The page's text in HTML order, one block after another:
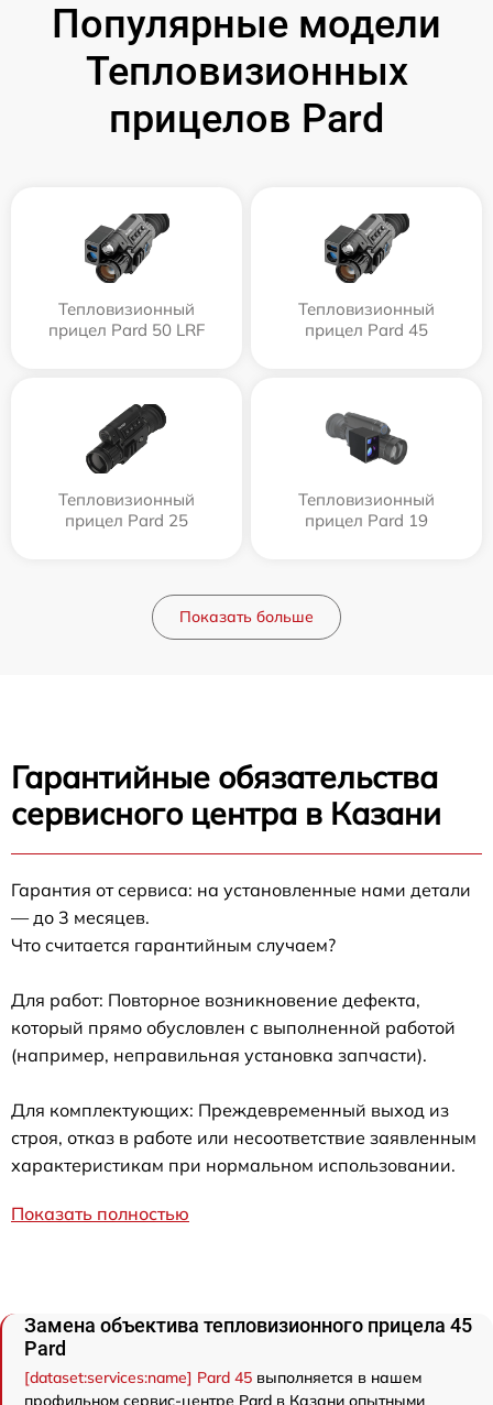
Популярные модели
Тепловизионных
прицелов Pard
Тепловизионный
прицел Pard 50 LRF
Тепловизионный
прицел Pard 45
Тепловизионный
прицел Pard 25
Тепловизионный
прицел Pard 19
Показать больше
Гарантийные обязательства
сервисного центра в Казани
Гарантия от сервиса: на установленные нами детали
— до 3 месяцев.
Что считается гарантийным случаем?
Для работ: Повторное возникновение дефекта,
который прямо обусловлен с выполненной работой
(например, неправильная установка запчасти).
Для комплектующих: Преждевременный выход из
строя, отказ в работе или несоответствие заявленным
характеристикам при нормальном использовании.
Показать полностью
Замена объектива тепловизионного прицела 45
Pard
[dataset:services:name] Pard 45 выполняется в нашем
профильном сервис-центре Pard в Казани опытными